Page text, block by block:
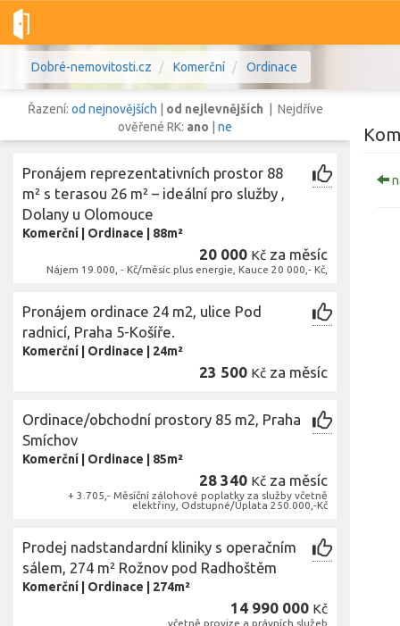
Dobré-nemovitosti.cz Komerční Ordinace
Vše Byty Domy
Lokalita
Lokalita
Řazení: od nejnovějších od nejlevnějších
| Nejdříve
ověřené RK: ano ne
Pronájem reprezentativních prostor 88
m² s terasou 26 m² – ideální pro služby ,
Dolany u Olomouce
Komerční Ordinace 88m²
20 000 Kč za měsíc
Nájem 19.000, - Kč/měsíc plus energie, Kauce 20 000,- Kč,
Pronájem ordinace 24 m2, ulice Pod
radnicí, Praha 5-Košíře.
Komerční Ordinace 24m²
23 500 Kč za měsíc
Ordinace/obchodní prostory 85 m2, Praha
Smíchov
Komerční Ordinace 85m²
28 340 Kč za měsíc
+ 3.705,- Měsíční zálohové poplatky za služby včetně
elektřiny, Odstupné/Úplata 250.000,-Kč
Prodej nadstandardní kliniky s operačním
sálem, 274 m² Rožnov pod Radhoštěm
Komerční Ordinace 274m²
14 990 000 Kč
včetně provize a právních služeb